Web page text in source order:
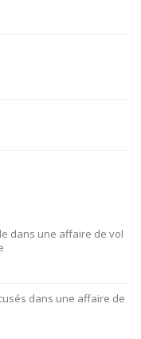
dans une affaire de vol
dans une affaire de